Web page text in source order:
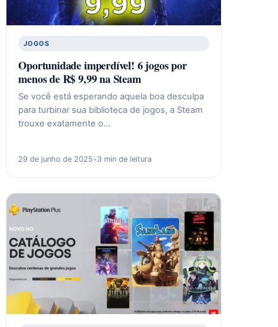
JOGOS
Oportunidade imperdível! 6 jogos por
menos de R$ 9,99 na Steam
Se você está esperando aquela boa desculpa
para turbinar sua biblioteca de jogos, a Steam
trouxe exatamente o…
29 de junho de 2025•3 min de leitura